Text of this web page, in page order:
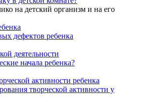
на детский организм и на его
дефектов ребенка
начала ребенка?
творческой активности у